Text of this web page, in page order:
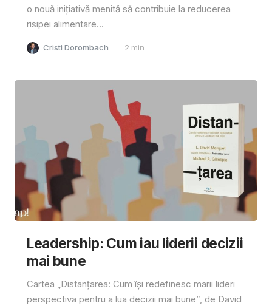
o nouă inițiativă menită să contribuie la reducerea
risipei alimentare...
Cristi Dorombach 2 min
Leadership: Cum iau liderii decizii
mai bune
Cartea „Distanțarea: Cum își redefinesc marii lideri
perspectiva pentru a lua decizii mai bune”, de David